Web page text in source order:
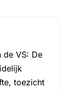
de VS: De
toezicht